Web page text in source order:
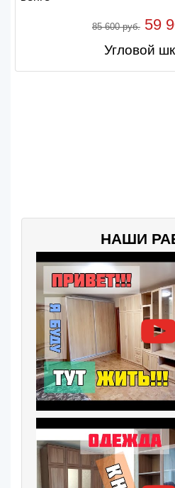
85 600 руб. 59
Угловой
НАШИ